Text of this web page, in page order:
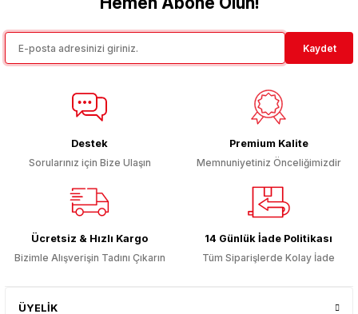
Ürün resmi kalitesiz, bozuk veya görüntülenemiyor.
Ürün fiyatı diğer sitelerden daha pahalı.
Kaydet
Destek
Sorularınız için Bize Ulaşın
Premium Kalite
Memnuniyetiniz Önceliğimizdir
Ücretsiz & Hızlı Kargo
Bizimle Alışverişin Tadını Çıkarın
14 Günlük İade Politikası
Tüm Siparişlerde Kolay İade
ÜYELİK